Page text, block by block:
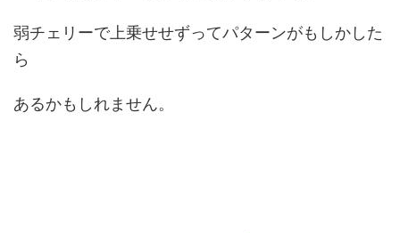
弱チェリーで上乗せせずってパターンがもしかした
ら
あるかもしれません。